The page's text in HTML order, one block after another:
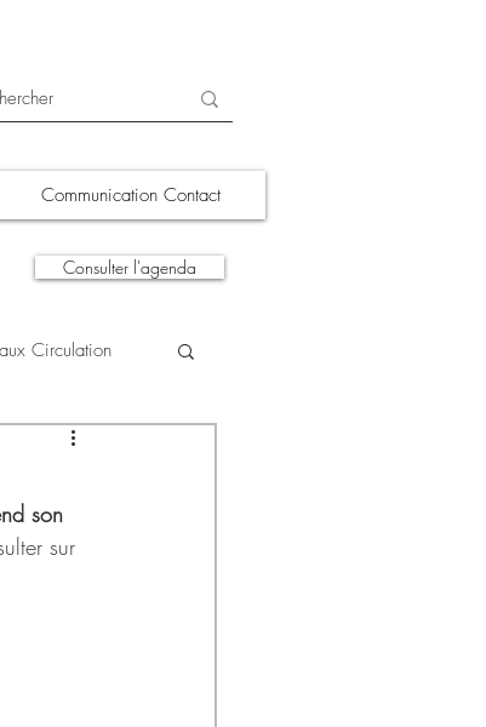
Communication Contact
Consulter l'agenda
Circulation
A la une
son
sur